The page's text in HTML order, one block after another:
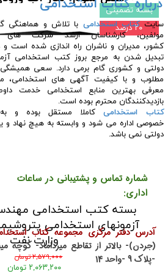
فصل چهارم: آنالیز
فصل پنجم: موازنه مواد
فصل ششم: محاسبات
نفت و گاز
فصل هفتم: آشنایی با
فصل هشتم: مخازن
فصل نهم: آنالیز
دبی
مجموعه تست های
تست های کنکور
تست های کنکور دکتری
بسته کتب استخدامی
آزمونهای استخدامی
وزارت نفت
۲,۵۷۹,۰۰۰ تومان
۲,۰۶۳,۲۰۰ تومان
بسته تضمینی
۲۰ درصد
درباره کتاب استخدامی
​سایتکتاب استخدامی با تلاش و هماهنگی
مولفین، کارشناسان ارشد شرکت های
کشور، مدیران و ناشران راه اندازی شده است
تبدیل شدن به مرجع بروز کتب استخدامی
دولتی و کشوری گام برمی دارد. سعی همیشگی
مطلوب و با کیفیت آگهی های استخدامی،
معرفی بهترین منابع استخدامی خدمت
بازدیدکنندگان محترم بوده است.
کتاب استخدامیکاملا مستقل بوده و
خصوصی اداره می شود و وابسته به هیچ نهاد و
دولتی نمی باشد.
شماره تماس و پشتیبانی در ساعات
اداری:
آدرس دفتر مرکزی مجموعه کتاب
(جردن)- بالاتر از تقاطع میرداماد-
-پلاک 9 -واحد 14